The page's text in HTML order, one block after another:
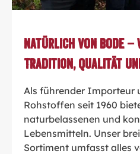
Natürlich von Bode –
Tradition, Qualität
Als führender Importeur
Rohstoffen seit 1960
naturbelassenen und
Lebensmitteln. Unser
Sortiment umfasst alles